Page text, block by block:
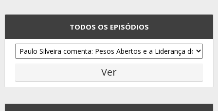
TODOS OS EPISÓDIOS